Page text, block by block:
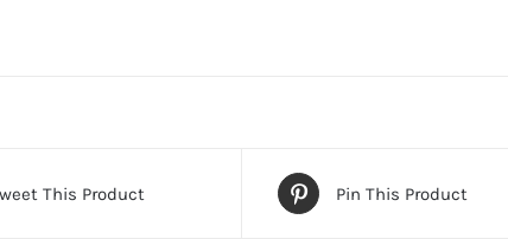
This Product Pin This Product